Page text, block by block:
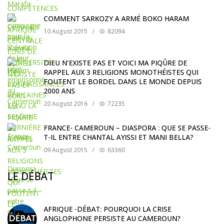
COMMENT SARKOZY A ARMÉ BOKO HARAM
10 August 2015 / 82094
DIEU N’EXISTE PAS ET VOICI MA PIQÛRE DE
RAPPEL AUX 3 RELIGIONS MONOTHÉISTES QUI
FOUTENT LE BORDEL DANS LE MONDE DEPUIS
2000 ANS
20 August 2016 / 72235
FRANCE- CAMEROUN – DIASPORA : QUE SE PASSE-
T-IL ENTRE CHANTAL AYISSI ET MANI BELLA?
09 August 2015 / 63360
LE DÉBAT
AFRIQUE -DÉBAT: POURQUOI LA CRISE
ANGLOPHONE PERSISTE AU CAMEROUN?